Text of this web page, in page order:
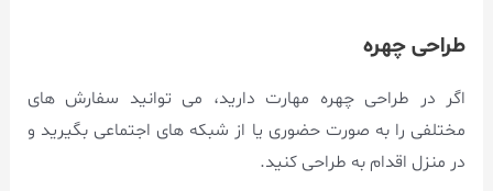
طراحی چهره
اگر در طراحی چهره مهارت دارید، می توانید سفارش های
مختلفی را به صورت حضوری یا از شبکه های اجتماعی بگیرید و
در منزل اقدام به طراحی کنید.